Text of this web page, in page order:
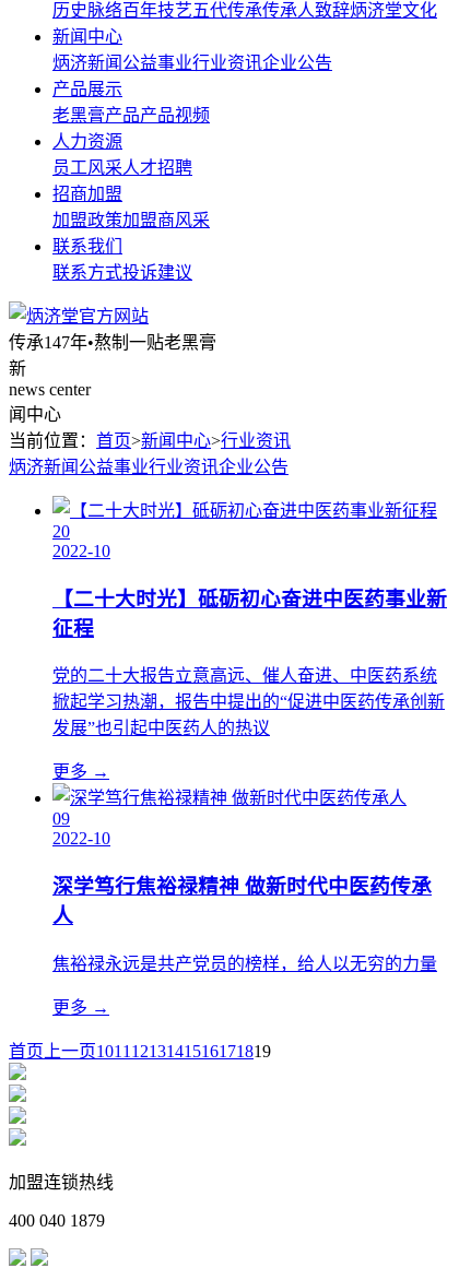
历史脉络百年技艺五代传承传承人致辞炳济堂文化
新闻中心
炳济新闻 公益事业行业资讯企业公告
产品展示
老黑膏产品产品视频
人力资源
员工风采人才招聘
招商加盟
加盟政策加盟商风采
联系我们
联系方式投诉建议
传承147年•熬制一贴老黑膏
新
news center
闻中心
当前位置： 首页>新闻中心>行业资讯
炳济新闻 公益事业行业资讯企业公告
20
2022-10
【二十大时光】砥砺初心奋进中医药事业新
征程
党的二十大报告立意高远、催人奋进、中医药系统
掀起学习热潮，报告中提出的“促进中医药传承创新
发展”也引起中医药人的热议
更多 →
09
2022-10
深学笃行焦裕禄精神 做新时代中医药传承
人
焦裕禄永远是共产党员的榜样，给人以无穷的力量
更多 →
首页 上一页1011 1213141516171819
加盟连锁热线
400 040 1879